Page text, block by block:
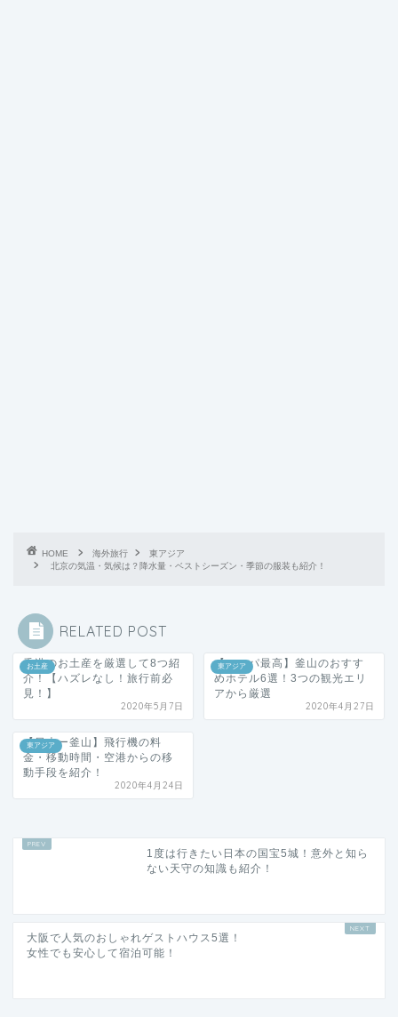
HOME 海外旅行
東アジア
北京の気温・気候は？降水量・ベストシーズン・季節の服装も紹介！
RELATED POST
お土産
香港のお土産を厳選して8つ紹
介！【ハズレなし！旅行前必
見！】
2020年5月7日
東アジア
【コスパ最高】釜山のおすす
めホテル6選！3つの観光エリ
アから厳選
2020年4月27日
東アジア
【日本ー釜山】飛行機の料
金・移動時間・空港からの移
動手段を紹介！
2020年4月24日
1度は行きたい日本の国宝5城！意外と知ら
ない天守の知識も紹介！
大阪で人気のおしゃれゲストハウス5選！
女性でも安心して宿泊可能！